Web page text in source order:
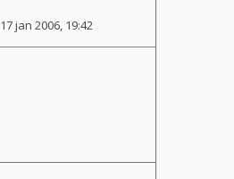
17 jan 2006, 19:42